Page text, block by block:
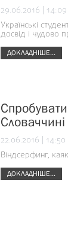
29.06.2016 | 14:09
Українські
досвід і чудово
ДОКЛАДНІШЕ...
Словаччині
22.06.2016 | 14:50
Віндсерфинг,
ДОКЛАДНІШЕ...